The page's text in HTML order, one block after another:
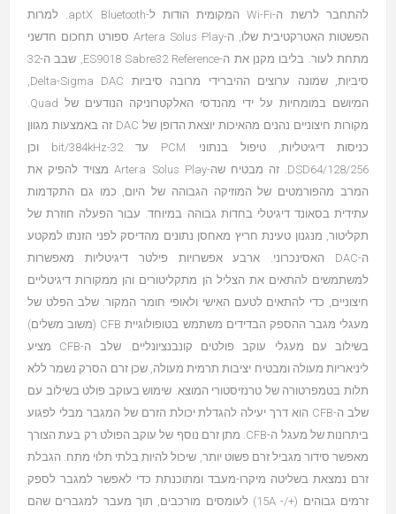
להתחבר לרשת ה-Wi-Fi המקומית הודות ל-aptX Bluetooth. למרות
הפשטות האטרקטיבית שלו, ה-Artera Solus Play ספורט תחכום חדשני
מתחת לעור. בליבו מקנן את ה-ES9018 Sabre32 Reference, שבב ה-32
מקורות חיצוניים נהנים מהאיכות יוצאת הדופן של DAC זה באמצעות מגוון
כניסות דיגיטליות, טיפול בנתוני PCM עד 32-bit/384kHz וכן
DSD64/128/256. זה מבטיח שה-Artera Solus Play מצויד להפיק את
המרב מהפורמטים של המוזיקה הגבוהה של היום, כמו גם התקדמות
עתידית בסאונד דיגיטלי בחדות גבוהה במיוחד. עבור הפעלה חוזרת של
תקליטור, מנגנון טעינת חריץ מאחסן נתונים מהדיסק לפני הזנתו למקטע
ה-DAC האסינכרוני. ארבע אפשרויות פילטר דיגיטליות מאפשרות
למשתמשים להתאים את הצליל הן מתקליטורים והן ממקורות דיגיטליים
חיצוניים, כדי להתאים לטעם האישי ולאופי חומר המקור. שלב הפלט של
מעגלי מגבר ההספק הבדידים משתמש בטופולוגיית CFB (משוב משלים)
בשילוב עם מעגלי עוקב פולטים קונבנציונליים. שלב ה-CFB מציע
ליניאריות מעולה ומבטיח יציבות תרמית מעולה, שכן זרם הסרק נשמר ללא
תלות בטמפרטורה של טרנזיסטורי המוצא. שימוש בעוקב פולט בשילוב עם
שלב ה-CFB הוא דרך יעילה להגדלת יכולת הזרם של המגבר מבלי לפגוע
ביתרונות של מעגל ה-CFB. מתן זרם נוסף של עוקב הפולט רק בעת הצורך
מאפשר סידור מגביל זרם פשוט יותר, שיכול להיות בלתי תלוי מתח. הגבלת
זרם נמצאת בשליטה מיקרו-מעבד ומתוכנתת כדי לאפשר למגבר לספק
זרמים גבוהים (+/- 15A) לעומסים מורכבים, תוך מעבר למגברים שהם